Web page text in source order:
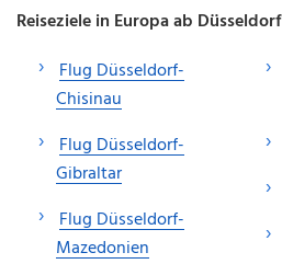
Reiseziele in Europa ab Düsseldorf
Flug Düsseldorf-
Chisinau
Flug Düsseldorf-
Gibraltar
Flug Düsseldorf-
Mazedonien